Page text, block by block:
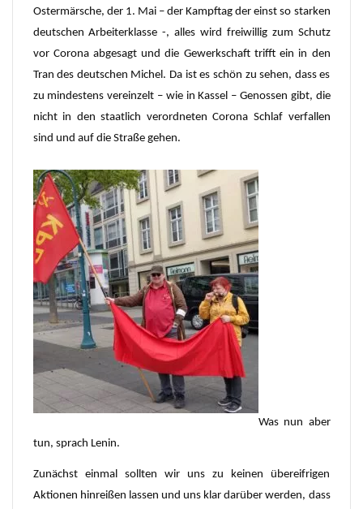
Ostermärsche, der 1. Mai – der Kampftag der einst so starken
deutschen Arbeiterklasse -, alles wird freiwillig zum Schutz
vor Corona abgesagt und die Gewerkschaft trifft ein in den
Tran des deutschen Michel. Da ist es schön zu sehen, dass es
zu mindestens vereinzelt – wie in Kassel – Genossen gibt, die
nicht in den staatlich verordneten Corona Schlaf verfallen
sind und auf die Straße gehen.
Was nun aber
tun, sprach Lenin.
Zunächst einmal sollten wir uns zu keinen übereifrigen
Aktionen hinreißen lassen und uns klar darüber werden, dass